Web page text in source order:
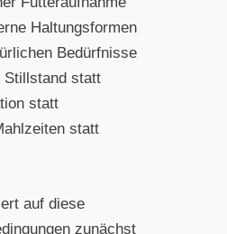
Haltungsformen
Bedürfnisse
Stillstand statt
statt
statt
auf diese
zunächst